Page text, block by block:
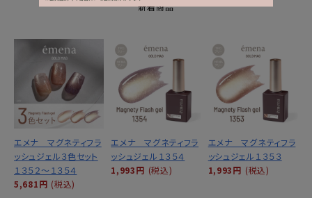
新着商品
エメナ マグネティフラ
ッシュジェル３色セット
１３５２～１３５４
5,681円 (税込)
エメナ マグネティフラ
ッシュジェル１３５４
1,993円 (税込)
エメナ マグネティフラ
ッシュジェル１３５３
1,993円 (税込)